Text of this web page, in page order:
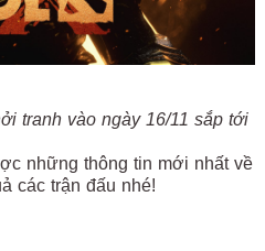
tranh vào ngày 16/11 sắp tới
những thông tin mới nhất về
các trận đấu nhé!